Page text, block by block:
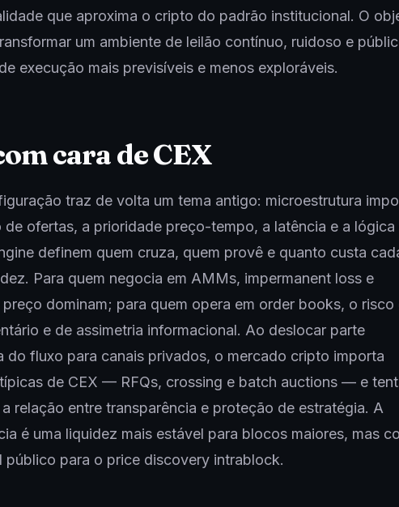
que aproxima o cripto do padrão institucional. O
um ambiente de leilão contínuo, ruidoso e
execução mais previsíveis e menos exploráveis.
cara de CEX
traz de volta um tema antigo: microestrutura
de ofertas, a prioridade preço-tempo, a latência e a lógica
definem quem cruza, quem provê e quanto custa
Para quem negocia em AMMs, impermanent loss e
dominam; para quem opera em order books, o risco
e de assimetria informacional. Ao deslocar parte
do fluxo para canais privados, o mercado cripto importa
de CEX — RFQs, crossing e batch auctions — e
relação entre transparência e proteção de estratégia. A
é uma liquidez mais estável para blocos maiores, mas
público para o price discovery intrablock.